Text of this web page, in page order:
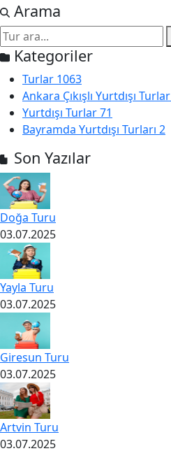
Arama
Kategoriler
Turlar 1063
Ankara Çıkışlı Yurtdışı Turlar
Yurtdışı Turlar71
Bayramda Yurtdışı Turları 2
Son Yazılar
Doğa Turu
03.07.2025
Yayla Turu
03.07.2025
Giresun Turu
03.07.2025
Artvin Turu
03.07.2025